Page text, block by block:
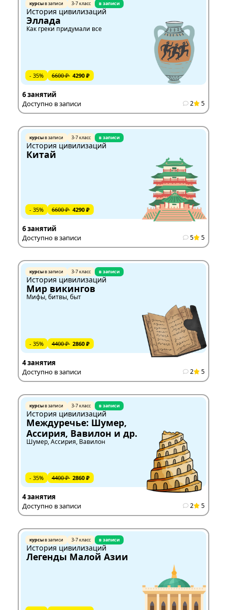
курсыв записи 3-7 класс в записи
История цивилизаций
Эллада
Как греки придумали все
- 35% 6600 ₽ 4290 ₽
6 занятий
Доступно в записи
2 5
курсыв записи 3-7 класс в записи
История цивилизаций
Китай
- 35% 6600 ₽ 4290 ₽
6 занятий
Доступно в записи
5 5
курсыв записи 3-7 класс в записи
История цивилизаций
Мир викингов
Мифы, битвы, быт
- 35% 4400 ₽ 2860 ₽
4 занятия
Доступно в записи
2 5
курсыв записи 3-7 класс в записи
История цивилизаций
Междуречье: Шумер,
Ассирия, Вавилон и др.
Шумер, Ассирия, Вавилон
- 35% 4400 ₽ 2860 ₽
4 занятия
Доступно в записи
2 5
курсыв записи 3-7 класс в записи
История цивилизаций
Легенды Малой Азии